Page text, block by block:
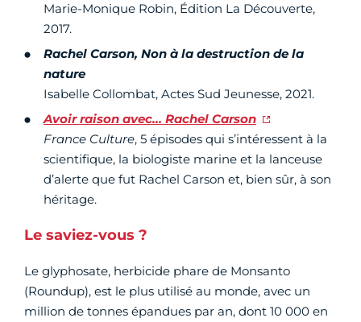
Marie-Monique Robin, Édition La Découverte,
2017.
Rachel Carson, Non à la destruction de la
nature
Isabelle Collombat, Actes Sud Jeunesse, 2021.
Avoir raison avec… Rachel Carson
France Culture, 5 épisodes qui s’intéressent à la
scientifique, la biologiste marine et la lanceuse
d’alerte que fut Rachel Carson et, bien sûr, à son
héritage.
Le saviez-vous ?
Le glyphosate, herbicide phare de Monsanto
(Roundup), est le plus utilisé au monde, avec un
million de tonnes épandues par an, dont 10 000 en